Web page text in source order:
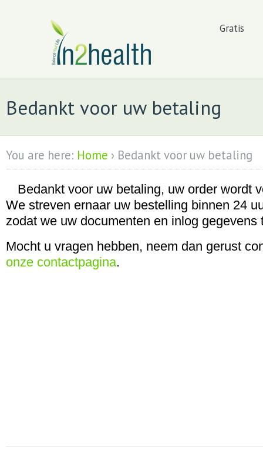
Gratis
Bedankt voor uw betaling
You are here: Home › Bedankt voor uw betaling
Bedankt voor uw betaling, uw order wordt
We streven ernaar uw bestelling binnen 24
zodat we uw documenten en inlog gegevens
Mocht u vragen hebben, neem dan gerust
onze contactpagina.